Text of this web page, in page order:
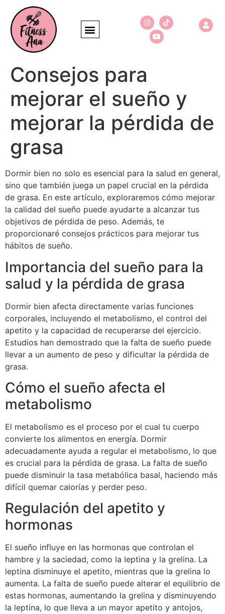
Consejos para
mejorar el sueño y
mejorar la pérdida de
grasa
Dormir bien no solo es esencial para la salud en general,
sino que también juega un papel crucial en la pérdida
de grasa. En este artículo, exploraremos cómo mejorar
la calidad del sueño puede ayudarte a alcanzar tus
objetivos de pérdida de peso. Además, te
proporcionaré consejos prácticos para mejorar tus
hábitos de sueño.
Importancia del sueño para la
salud y la pérdida de grasa
Dormir bien afecta directamente varias funciones
corporales, incluyendo el metabolismo, el control del
apetito y la capacidad de recuperarse del ejercicio.
Estudios han demostrado que la falta de sueño puede
llevar a un aumento de peso y dificultar la pérdida de
grasa.
Cómo el sueño afecta el
metabolismo
El metabolismo es el proceso por el cual tu cuerpo
convierte los alimentos en energía. Dormir
adecuadamente ayuda a regular el metabolismo, lo que
es crucial para la pérdida de grasa. La falta de sueño
puede disminuir la tasa metabólica basal, haciendo más
difícil quemar calorías y perder peso.
Regulación del apetito y
hormonas
El sueño influye en las hormonas que controlan el
hambre y la saciedad, como la leptina y la grelina. La
leptina disminuye el apetito, mientras que la grelina lo
aumenta. La falta de sueño puede alterar el equilibrio de
estas hormonas, aumentando la grelina y disminuyendo
la leptina, lo que lleva a un mayor apetito y antojos,